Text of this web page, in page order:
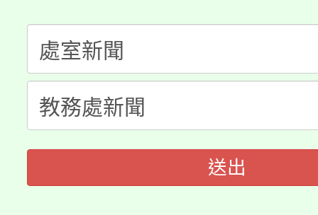
生本土語及新住民語歌
代理(課)教師甄選結果(
公告本校115學年度第
代理(課)教師甄選結果(
轉知中國文化大學推廣
《TA101》溝通分析基
程，歡迎學生輔導中心
送出